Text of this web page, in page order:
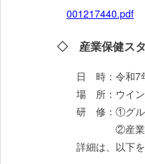
001217440.pdf
◇ 産業保健スタ
日 時：令和7
場 所：ウイン
研 修：①グル
②産業保健
詳細は、以下を